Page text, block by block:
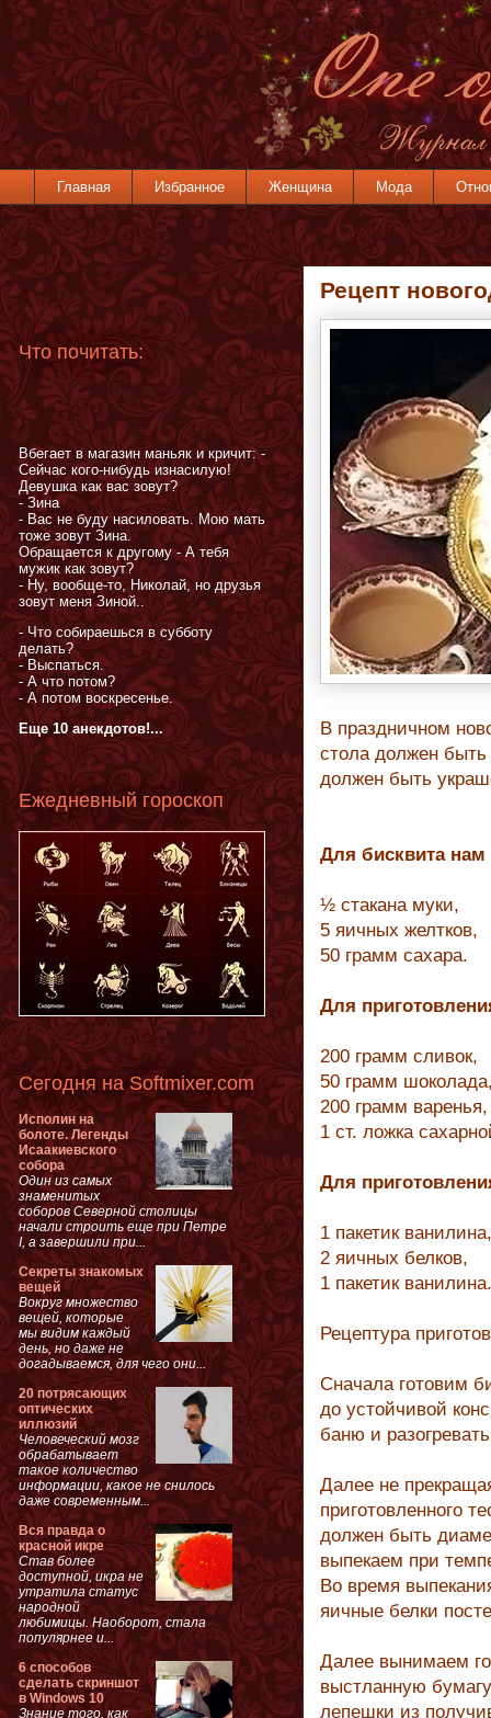
Главная Избранное Женщина Мода
Рецепт
В праздничном
стола должен быть
должен быть
Для бисквита нам
½ стакана муки,
5 яичных желтков,
50 грамм сахара.
Для
200 грамм сливок,
50 грамм
200 грамм варенья,
1 ст. ложка
Для
1 пакетик ванилина,
2 яичных белков,
1 пакетик ванилина.
Рецептура
Сначала готовим
до устойчивой
баню и
Далее не
приготовленного
должен быть
выпекаем при
Во время
яичные белки
Далее вынимаем
выстланную
лепешки из
Что почитать:
Вбегает в магазин маньяк и кричит: -
Сейчас кого-нибудь изнасилую!
Девушка как вас зовут?
- Зина
- Вас не буду насиловать. Мою мать
тоже зовут Зина.
Обращается к другому - А тебя
мужик как зовут?
- Ну, вообще-то, Николай, но друзья
зовут меня Зиной..
- Что собираешься в субботу
делать?
- Выспаться.
- А что потом?
- А потом воскресенье.
Еще 10 анекдотов!...
Ежедневный гороскоп
Сегодня на Softmixer.com
Исполин на
болоте. Легенды
Исаакиевского
собора
Один из самых
знаменитых
соборов Северной столицы
начали строить еще при Петре
I, а завершили при...
Секреты знакомых
вещей
Вокруг множество
вещей, которые
мы видим каждый
день, но даже не
догадываемся, для чего они...
20 потрясающих
оптических
иллюзий
Человеческий мозг
обрабатывает
такое количество
информации, какое не снилось
даже современным...
Вся правда о
красной икре
Став более
доступной, икра не
утратила статус
народной
любимицы. Наоборот, стала
популярнее и...
6 способов
сделать скриншот
в Windows 10
Знание того, как